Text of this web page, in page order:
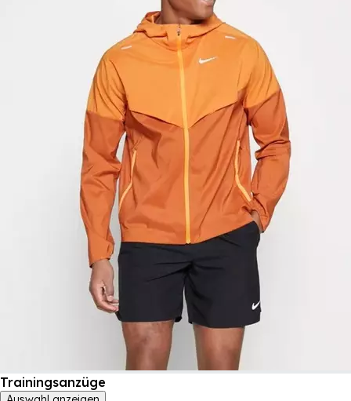
Trainingsanzüge